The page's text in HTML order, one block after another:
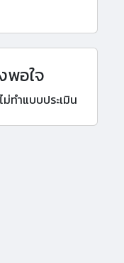
พอใจ
ทำแบบประเมิน